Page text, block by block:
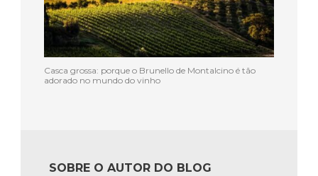
Casca grossa: porque o Brunello de Montalcino é tão
adorado no mundo do vinho
SOBRE O AUTOR DO BLOG